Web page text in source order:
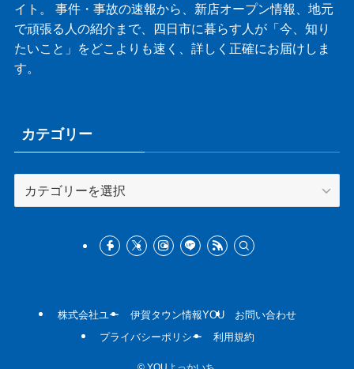
イト。 事件・事故の速報から、新店オープン情報、地元
で頑張る人の紹介まで、四日市に暮らす人が「今、知り
たいこと」をどこよりも速く、詳しく正確にお届けしま
す。
カテゴリー
テ
株式会社ユー 伊賀タウン情報YOU
お問い合わせ
プライバシーポリシー
利用規約